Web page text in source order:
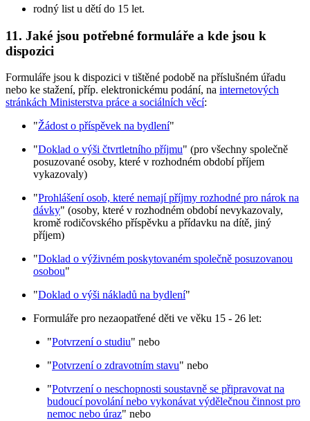
rodný list u dětí do 15 let.
11. Jaké jsou potřebné formuláře a kde jsou k
dispozici
Formuláře jsou k dispozici v tištěné podobě na příslušném úřadu
nebo ke stažení, příp. elektronickému podání, na internetových
stránkách Ministerstva práce a sociálních věcí:
"Žádost o příspěvek na bydlení"
"Doklad o výši čtvrtletního příjmu" (pro všechny společně
posuzované osoby, které v rozhodném období příjem
vykazovaly)
"Prohlášení osob, které nemají příjmy rozhodné pro nárok na
dávky" (osoby, které v rozhodném období nevykazovaly,
kromě rodičovského příspěvku a přídavku na dítě, jiný
příjem)
"Doklad o výživném poskytovaném společně posuzovanou
osobou"
"Doklad o výši nákladů na bydlení"
Formuláře pro nezaopatřené děti ve věku 15 - 26 let:
"Potvrzení o studiu" nebo
"Potvrzení o zdravotním stavu" nebo
"Potvrzení o neschopnosti soustavně se připravovat na
budoucí povolání nebo vykonávat výdělečnou činnost pro
nemoc nebo úraz" nebo